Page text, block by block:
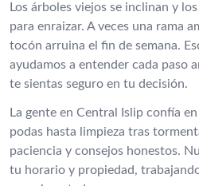
Los árboles viejos se inclinan y
para enraizar. A veces una rama
tocón arruina el fin de semana.
ayudamos a entender cada paso
te sientas seguro en tu decisión.
La gente en Central Islip confía
podas hasta limpieza tras
paciencia y consejos honestos.
tu horario y propiedad,